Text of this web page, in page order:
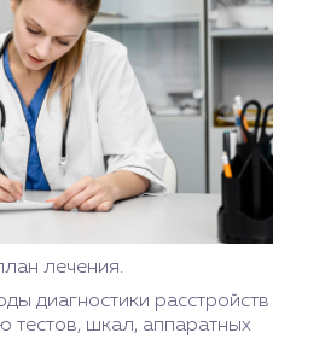
лечения.
диагностики расстройств
тестов, шкал, аппаратных